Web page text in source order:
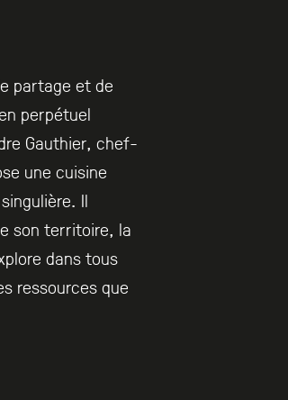
partage et de
perpétuel
Gauthier, chef-
une cuisine
Il
son territoire, la
dans tous
ressources que